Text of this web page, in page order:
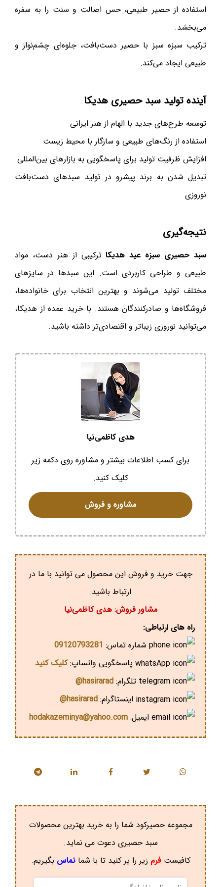
استفاده از حصیر طبیعی، حس اصالت و سنت را به سفره
می‌بخشد.
ترکیب سبزه سبز با حصیر دست‌بافت، جلوه‌ای چشم‌نواز و
طبیعی ایجاد می‌کند.
آینده تولید سبد حصیری هدیکا
توسعه طرح‌های جدید با الهام از هنر ایرانی
استفاده از رنگ‌های طبیعی و سازگار با محیط زیست
افزایش ظرفیت تولید برای پاسخگویی به بازارهای بین‌المللی
تبدیل شدن به برند پیشرو در تولید سبدهای دست‌بافت
نوروزی
نتیجه‌گیری
سبد حصیری سبزه عید هدیکاترکیبی از هنر دست، مواد
طبیعی و طراحی کاربردی است. این سبدها در سایزهای
مختلف تولید می‌شوند و بهترین انتخاب برای خانواده‌ها،
فروشگاه‌ها و صادرکنندگان هستند. با خرید عمده از هدیکا،
می‌توانید نوروزی زیباتر و اقتصادی‌تر داشته باشید.
هدی کاظمی‌نیا
برای کسب اطلاعات بیشتر و مشاوره روی دکمه زیر
کلیک کنید.
مشاوره و فروش
جهت خرید و فروش این محصول می توانید با ما در
ارتباط باشید:
مشاور فروش: هدی کاظمی‌نیا
راه های ارتباطی:
شماره تماس: 09120793281
پاسخگویی واتساپ:کلیک کنید
تلگرام: hasirarad@
اینستاگرام: hasirarad@
ایمیل: hodakazeminya@yahoo.com
مجموعه حصیرکود شما را به خرید بهترین محصولات
سبد حصیری دعوت می نماید.
کافیستفرم زیر را پر کنید تا با شماتماس بگیریم.
نام